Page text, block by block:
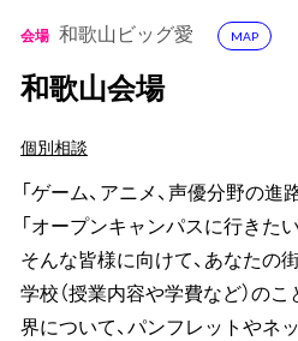
会場 和歌山ビッグ愛 MAP
和歌山会場
個別相談
「ゲーム、アニメ、声優分野の進
「オープンキャンパスに行きた
そんな皆様に向けて、あなたの
学校（授業内容や学費など）の
界について、パンフレットやネ